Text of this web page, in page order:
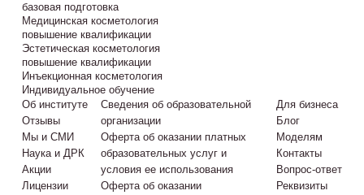
базовая подготовка
Медицинская косметология
повышение квалификации
Эстетическая косметология
повышение квалификации
Инъекционная косметология
Индивидуальное обучение
Об институте
Отзывы
Мы и СМИ
Наука и ДРК
Акции
Лицензии
Сведения об образовательной
организации
Оферта об оказании платных
образовательных услуг и
условия ее использования
Оферта об оказании
Для бизнеса
Блог
Моделям
Контакты
Вопрос-ответ
Реквизиты